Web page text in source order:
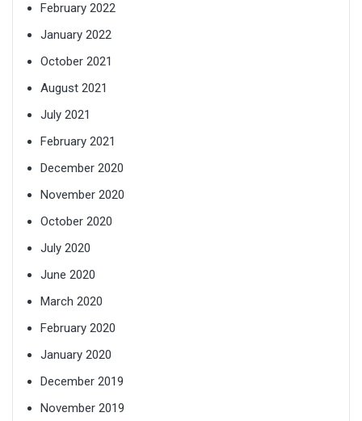
February 2022
January 2022
October 2021
August 2021
July 2021
February 2021
December 2020
November 2020
October 2020
July 2020
June 2020
March 2020
February 2020
January 2020
December 2019
November 2019